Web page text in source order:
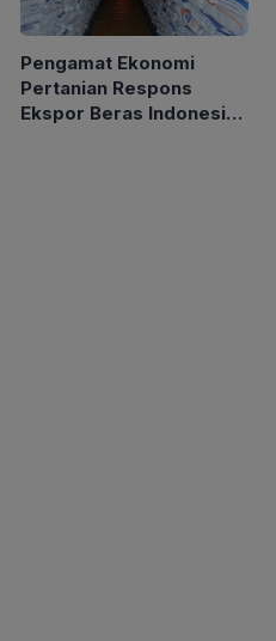
Pengamat Ekonomi
Pertanian Respons
Ekspor Beras Indonesia